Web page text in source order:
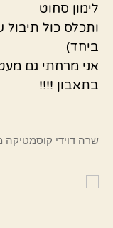
לימון סחוט
ותכלס כול
ביחד)
אני מרחתי גם
בתאבון !!!!
שרה דוידי